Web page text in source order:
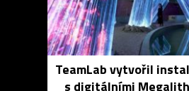
TeamLab vytvořil
s digitálními